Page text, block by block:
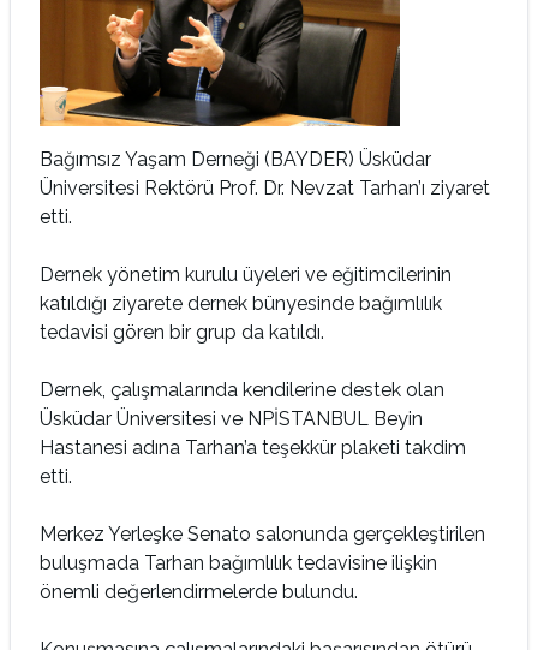
Bağımsız Yaşam Derneği (BAYDER) Üsküdar
Üniversitesi Rektörü Prof. Dr. Nevzat Tarhan’ı ziyaret
etti.
Dernek yönetim kurulu üyeleri ve eğitimcilerinin
katıldığı ziyarete dernek bünyesinde bağımlılık
tedavisi gören bir grup da katıldı.
Dernek, çalışmalarında kendilerine destek olan
Üsküdar Üniversitesi ve NPİSTANBUL Beyin
Hastanesi adına Tarhan’a teşekkür plaketi takdim
etti.
Merkez Yerleşke Senato salonunda gerçekleştirilen
buluşmada Tarhan bağımlılık tedavisine ilişkin
önemli değerlendirmelerde bulundu.